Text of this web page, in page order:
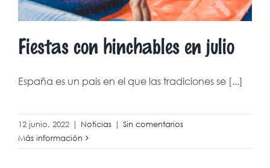
Fiestas con hinchables en julio
España es un país en el que las tradiciones se [...]
12 junio, 2022 | Noticias | Sin comentarios
Más información